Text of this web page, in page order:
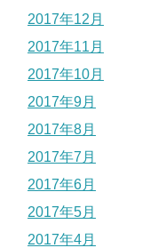
2017年12月
2017年11月
2017年10月
2017年9月
2017年8月
2017年7月
2017年6月
2017年5月
2017年4月